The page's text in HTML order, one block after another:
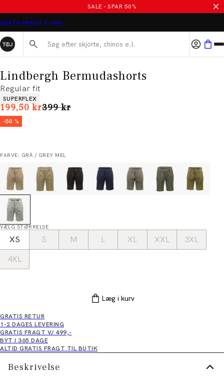
SALE - SPAR 50%
GRATIS FRAGT V/ 499,-
Søg her...
Lindbergh Bermudashorts
Regular fit
Produkt egenskaber
SUPERFLEX
199,50 krI alt (uden rabat)
399 kr
-50 %
FARVE: GRÅ / GREY MEL
VÆLG STØRRELSE
XS S M L XL XXL
3XL
4XL
Læg i kurv
GRATIS RETUR
1-2 DAGES LEVERING
GRATIS FRAGT V/ 499,-
BYT I 365 DAGE
ALTID GRATIS FRAGT TIL BUTIK
Beskrivelse